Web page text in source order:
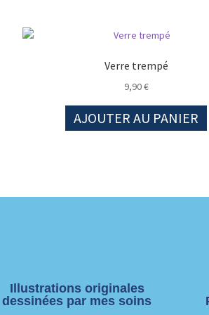
Verre trempé
9,90€
AJOUTER AU PANIER
Illustrations originales
dessinées par mes soins